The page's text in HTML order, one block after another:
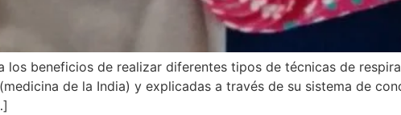
beneficios de realizar diferentes tipos de técnicas de
de la India) y explicadas a través de su sistema de